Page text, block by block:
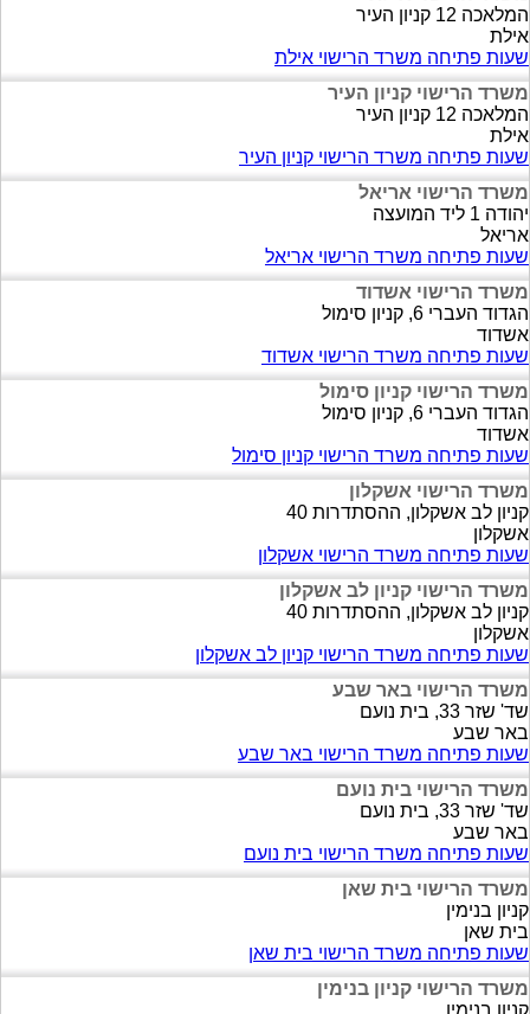
המלאכה 12 קניון העיר
אילת
שעות פתיחה משרד הרישוי אילת
משרד הרישוי קניון העיר
המלאכה 12 קניון העיר
אילת
שעות פתיחה משרד הרישוי קניון העיר
משרד הרישוי אריאל
יהודה 1 ליד המועצה
אריאל
שעות פתיחה משרד הרישוי אריאל
משרד הרישוי אשדוד
הגדוד העברי 6, קניון סימול
אשדוד
שעות פתיחה משרד הרישוי אשדוד
משרד הרישוי קניון סימול
הגדוד העברי 6, קניון סימול
אשדוד
שעות פתיחה משרד הרישוי קניון סימול
משרד הרישוי אשקלון
קניון לב אשקלון, ההסתדרות 40
אשקלון
שעות פתיחה משרד הרישוי אשקלון
משרד הרישוי קניון לב אשקלון
קניון לב אשקלון, ההסתדרות 40
אשקלון
שעות פתיחה משרד הרישוי קניון לב אשקלון
משרד הרישוי באר שבע
שד' שזר 33, בית נועם
באר שבע
שעות פתיחה משרד הרישוי באר שבע
משרד הרישוי בית נועם
שד' שזר 33, בית נועם
באר שבע
שעות פתיחה משרד הרישוי בית נועם
משרד הרישוי בית שאן
קניון בנימין
בית שאן
שעות פתיחה משרד הרישוי בית שאן
משרד הרישוי קניון בנימין
קניון בנימין